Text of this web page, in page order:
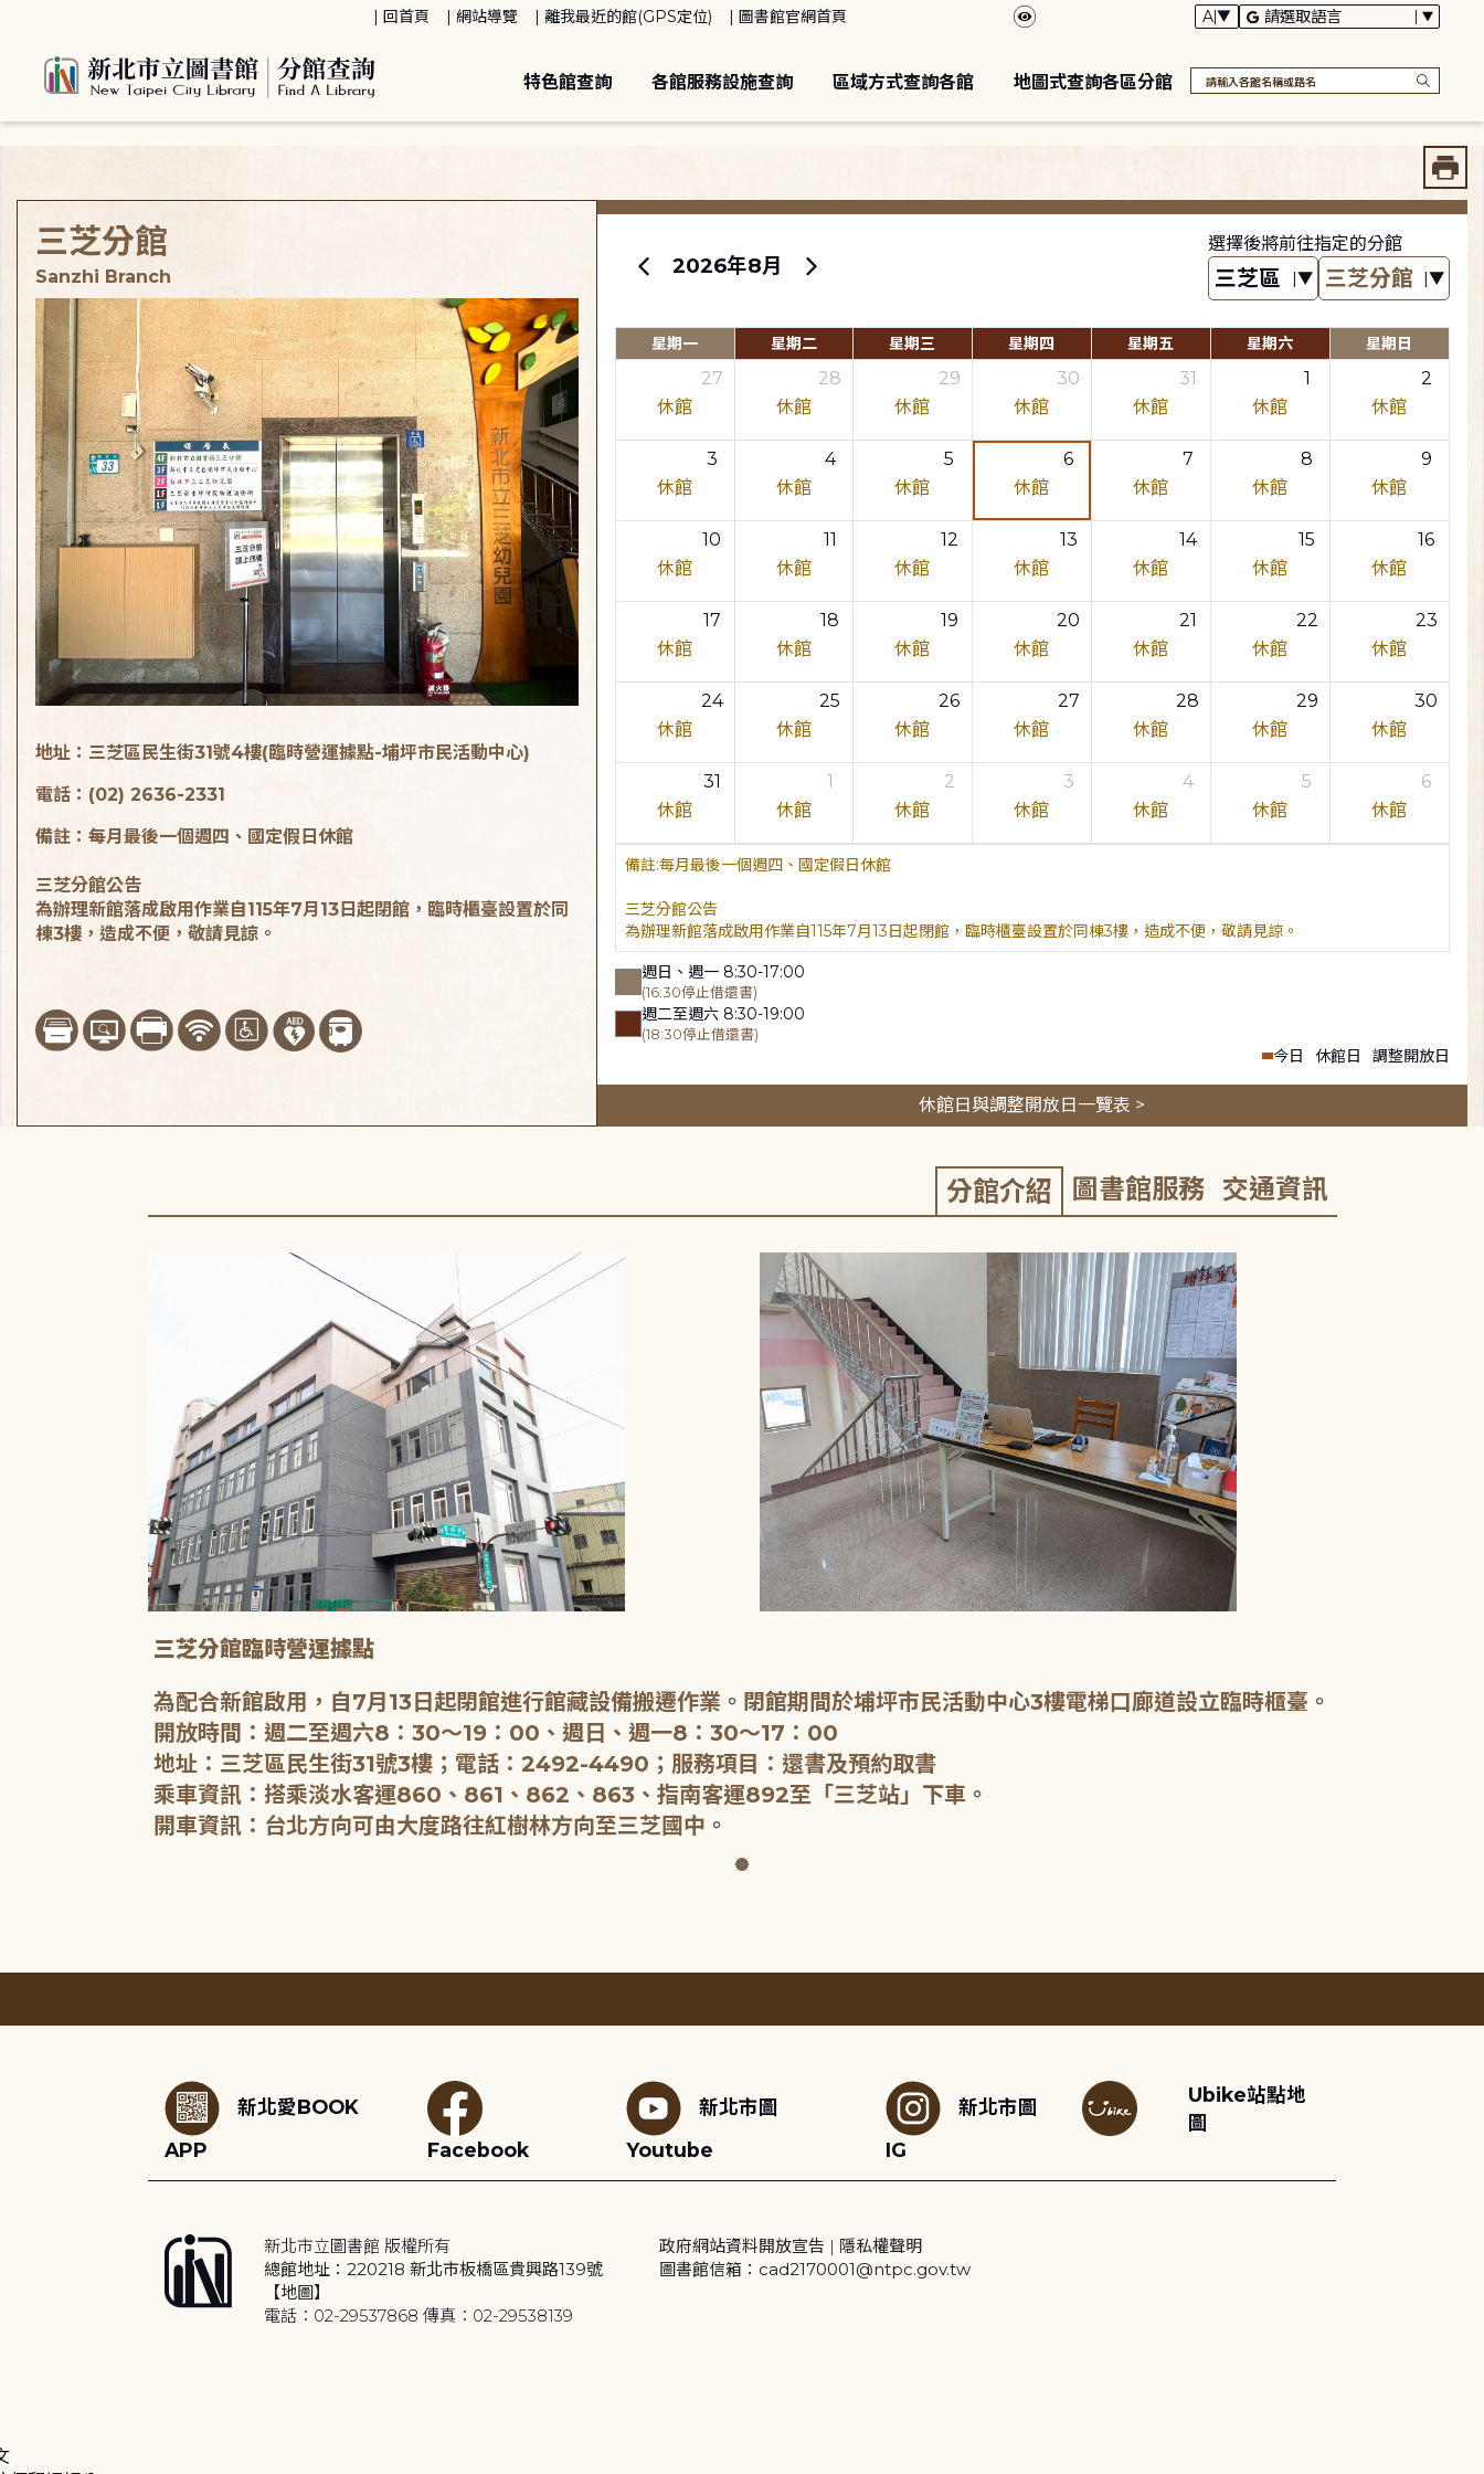
回首頁 網站導覽 離我最近的館(GPS定位) 圖書館官網首頁
特色館查詢 各館服務設施查詢 區域方式查詢各館 地圖式查詢各區分館
2026年8月
選擇後將前往指定的分館
星期一 星期二 星期三 星期四 星期五 星期六 星期日
27
休館
28
休館
29
休館
30
休館
31
休館
1
休館
2
休館
3
休館
4
休館
5
休館
6
休館
7
休館
8
休館
9
休館
10
休館
11
休館
12
休館
13
休館
14
休館
15
休館
16
休館
17
休館
18
休館
19
休館
20
休館
21
休館
22
休館
23
休館
24
休館
25
休館
26
休館
27
休館
28
休館
29
休館
30
休館
31
休館
1
休館
2
休館
3
休館
4
休館
5
休館
6
休館
每月最後一個週四、國定假日休館
三芝分館公告
為辦理新館落成啟用作業自115年7月13日起閉館，臨時櫃臺設置於同棟3樓，造成不便，敬請見諒。
週日、週一 8:30-17:00
(16:30停止借還書)
週二至週六 8:30-19:00
(18:30停止借還書)
今日 休館日 調整開放日
休館日與調整開放日一覽表 >
三芝分館
Sanzhi Branch
地址：三芝區民生街31號4樓(臨時營運據點-埔坪市民活動中心)
電話：(02) 2636-2331
備註：每月最後一個週四、國定假日休館
三芝分館公告
為辦理新館落成啟用作業自115年7月13日起閉館，臨時櫃臺設置於同
棟3樓，造成不便，敬請見諒。
分館介紹 圖書館服務 交通資訊
三芝分館臨時營運據點
為配合新館啟用，自7月13日起閉館進行館藏設備搬遷作業。閉館期間於埔坪市民活動中心3樓電梯口廊道設立臨時櫃臺。
開放時間：週二至週六8：30～19：00、週日、週一8：30～17：00
地址：三芝區民生街31號3樓；電話：2492-4490；服務項目：還書及預約取書
乘車資訊：搭乘淡水客運860、861、862、863、指南客運892至「三芝站」下車。
開車資訊：台北方向可由大度路往紅樹林方向至三芝國中。
新北愛BOOK
APP
Facebook
新北市圖
Youtube
新北市圖
IG
Ubike站點地
圖
新北市立圖書館 版權所有
總館地址：220218 新北市板橋區貴興路139號
【地圖】
電話：02-29537868 傳真：02-29538139
政府網站資料開放宣告 | 隱私權聲明
圖書館信箱：cad2170001@ntpc.gov.tw